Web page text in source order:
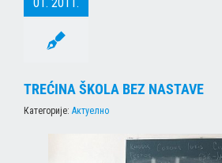
TREĆINA ŠKOLA BEZ NASTAVE
Категорије: Актуелно